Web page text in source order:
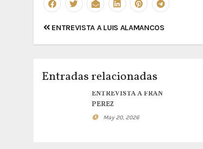
Navegación
de
ENTREVISTA A LUIS ALAMANCOS
Entradas relacionadas
ENTREVISTA A FRAN
PEREZ
May 20, 2026